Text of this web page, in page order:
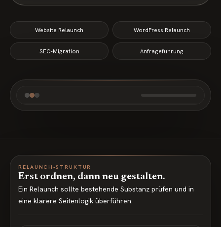
Website Relaunch WordPress Relaunch
SEO-Migration Anfrageführung
RELAUNCH-STRUKTUR
Erst ordnen, dann neu gestalten.
Ein Relaunch sollte bestehende Substanz prüfen und in
eine klarere Seitenlogik überführen.